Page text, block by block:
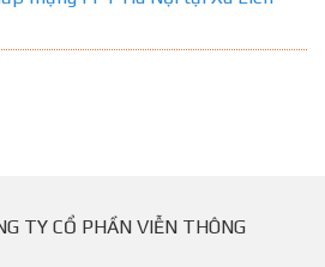
TY CỔ PHẦN VIỄN THÔNG